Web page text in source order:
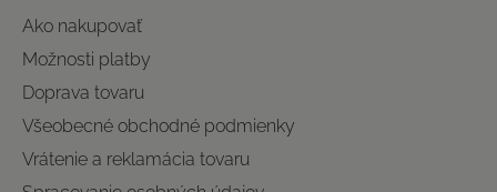
Ako nakupovať
Možnosti platby
Doprava tovaru
Všeobecné obchodné podmienky
Vrátenie a reklamácia tovaru